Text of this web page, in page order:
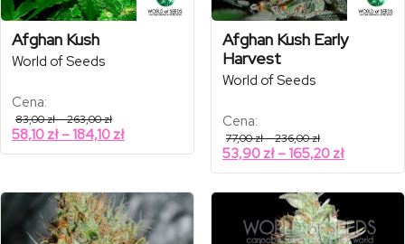
Afghan Kush
World of Seeds
Cena:
83,00zł–263,00złZakres
cen:
od
83,00 zł
58,10 zł – 184,10 złZakres
cen:
do
184,10 zł
Afghan Kush Early
Harvest
World of Seeds
Cena:
77,00zł–236,00złZakres
cen:
od
77,00 zł
236,00 zł
53,90 zł – 165,20 złZakres
cen:
do
165,20 zł